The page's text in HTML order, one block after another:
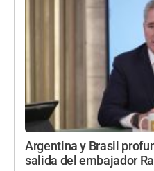
Argentina y Brasil
salida del embajador